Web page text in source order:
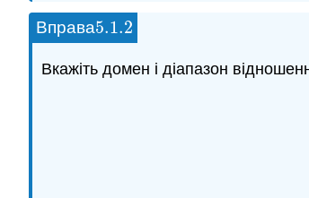
Вправа5.1.2
5.1.2
Вкажіть домен і діапазон